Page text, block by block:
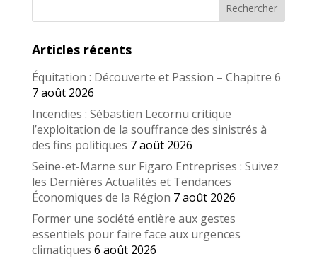
Articles récents
Équitation : Découverte et Passion – Chapitre 6
7 août 2026
Incendies : Sébastien Lecornu critique
l’exploitation de la souffrance des sinistrés à
des fins politiques 7 août 2026
Seine-et-Marne sur Figaro Entreprises : Suivez
les Dernières Actualités et Tendances
Économiques de la Région 7 août 2026
Former une société entière aux gestes
essentiels pour faire face aux urgences
climatiques 6 août 2026